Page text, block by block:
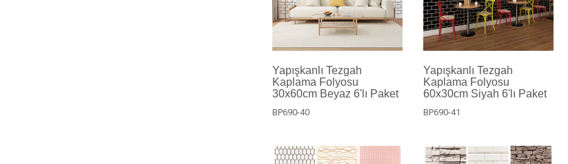
Yapışkanlı Tezgah
Kaplama Folyosu
30x60cm Beyaz 6'lı Paket
BP690-40
Yapışkanlı Tezgah
Kaplama Folyosu
60x30cm Siyah 6'lı Paket
BP690-41